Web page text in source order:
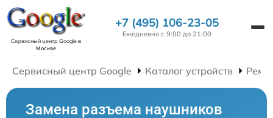
Сервисный центр Googleв
Москве
+7 (495) 106-23-05
Ежедневно с 9:00 до 21:00
Сервисный центр Google Каталог устройств
Замена разъема наушников